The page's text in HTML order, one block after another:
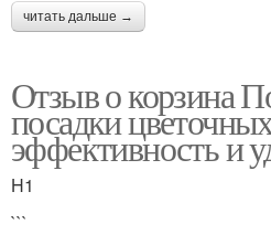
читать дальше →
Отзыв о корзина
посадки
эффективность и
H1
```